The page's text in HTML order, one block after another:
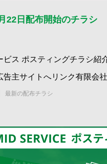
22日配布開始のチラシ
ビス ポスティングチラシ紹
告主サイトへリンク有限会
市大林町 新規宅地分譲 全
最新の配布チラシ